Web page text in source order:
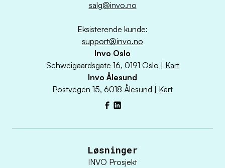
salg@invo.no
Eksisterende kunde:
support@invo.no
Invo Oslo
Schweigaardsgate 16, 0191 Oslo | Kart
Invo Ålesund
Postvegen 15, 6018 Ålesund | Kart
Facebook
LinkedIn
Løsninger
INVO Prosjekt